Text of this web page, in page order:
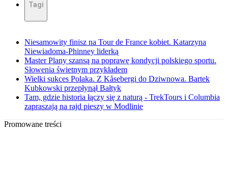
Tagi
Niesamowity finisz na Tour de France kobiet. Katarzyna
Niewiadoma-Phinney liderką
Master Plany szansą na poprawę kondycji polskiego sportu.
Słowenia świetnym przykładem
Wielki sukces Polaka. Z Kåsebergi do Dziwnowa. Bartek
Kubkowski przepłynął Bałtyk
Tam, gdzie historia łączy się z naturą - TrekTours i Columbia
zapraszają na rajd pieszy w Modlinie
Promowane treści